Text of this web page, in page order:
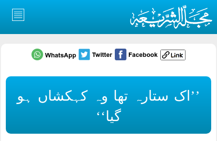
’’اک ستارہ تھا وہ کہکشاں ہو
گیا‘‘